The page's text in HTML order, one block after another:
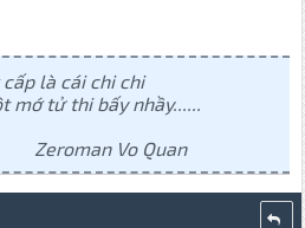
là cái chi chi
mớ tử thi bấy nhầy......
Vo Quan